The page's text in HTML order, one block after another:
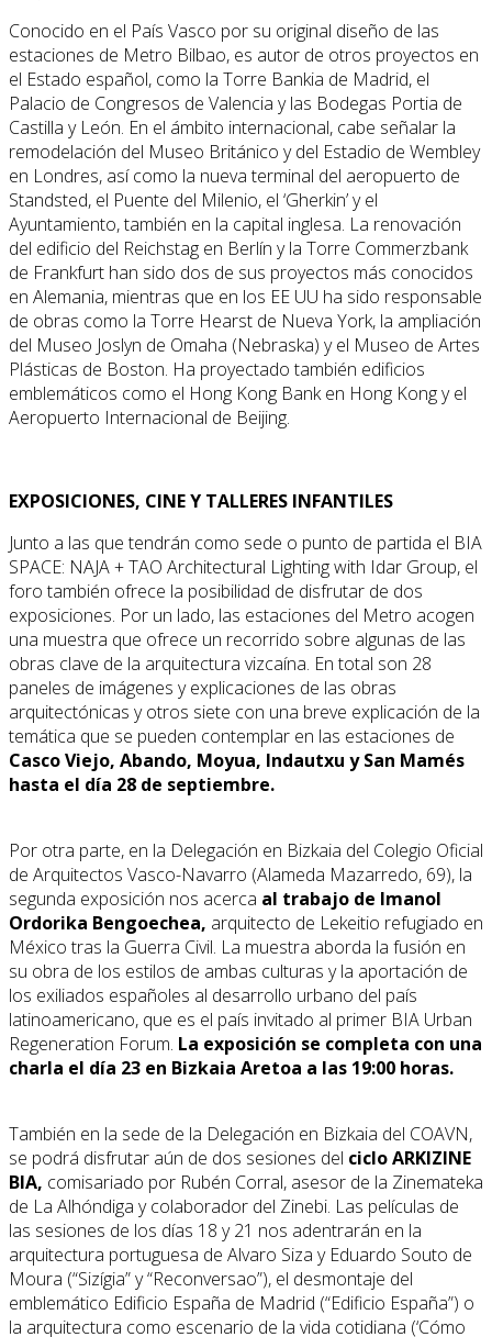
Conocido en el País Vasco por su original diseño de las
estaciones de Metro Bilbao, es autor de otros proyectos en
el Estado español, como la Torre Bankia de Madrid, el
Palacio de Congresos de Valencia y las Bodegas Portia de
Castilla y León. En el ámbito internacional, cabe señalar la
remodelación del Museo Británico y del Estadio de Wembley
en Londres, así como la nueva terminal del aeropuerto de
Standsted, el Puente del Milenio, el ‘Gherkin’ y el
Ayuntamiento, también en la capital inglesa. La renovación
del edificio del Reichstag en Berlín y la Torre Commerzbank
de Frankfurt han sido dos de sus proyectos más conocidos
en Alemania, mientras que en los EE UU ha sido responsable
de obras como la Torre Hearst de Nueva York, la ampliación
del Museo Joslyn de Omaha (Nebraska) y el Museo de Artes
Plásticas de Boston. Ha proyectado también edificios
emblemáticos como el Hong Kong Bank en Hong Kong y el
Aeropuerto Internacional de Beijing.
EXPOSICIONES, CINE Y TALLERES INFANTILES
Junto a las que tendrán como sede o punto de partida el BIA
SPACE: NAJA + TAO Architectural Lighting with Idar Group, el
foro también ofrece la posibilidad de disfrutar de dos
exposiciones. Por un lado, las estaciones del Metro acogen
una muestra que ofrece un recorrido sobre algunas de las
obras clave de la arquitectura vizcaína. En total son 28
paneles de imágenes y explicaciones de las obras
arquitectónicas y otros siete con una breve explicación de la
temática que se pueden contemplar en las estaciones de
Casco Viejo, Abando, Moyua, Indautxu y San Mamés
hasta el día 28 de septiembre.
Por otra parte, en la Delegación en Bizkaia del Colegio Oficial
de Arquitectos Vasco-Navarro (Alameda Mazarredo, 69), la
segunda exposición nos acerca al trabajo de Imanol
Ordorika Bengoechea, arquitecto de Lekeitio refugiado en
México tras la Guerra Civil. La muestra aborda la fusión en
su obra de los estilos de ambas culturas y la aportación de
los exiliados españoles al desarrollo urbano del país
latinoamericano, que es el país invitado al primer BIA Urban
Regeneration Forum. La exposición se completa con una
charla el día 23 en Bizkaia Aretoa a las 19:00 horas.
También en la sede de la Delegación en Bizkaia del COAVN,
se podrá disfrutar aún de dos sesiones del ciclo ARKIZINE
BIA, comisariado por Rubén Corral, asesor de la Zinemateka
de La Alhóndiga y colaborador del Zinebi. Las películas de
las sesiones de los días 18 y 21 nos adentrarán en la
arquitectura portuguesa de Alvaro Siza y Eduardo Souto de
Moura (“Sizígia” y “Reconversao”), el desmontaje del
emblemático Edificio España de Madrid (“Edificio España”) o
la arquitectura como escenario de la vida cotidiana (‘Cómo